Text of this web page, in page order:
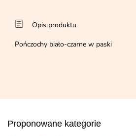
Opis produktu
Pończochy biało-czarne w paski
Proponowane kategorie